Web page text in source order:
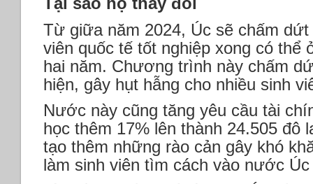
Từ giữa năm 2024, Úc sẽ chấm
viên quốc tế tốt nghiệp xong có thể
hai năm. Chương trình này chấm
hiện, gây hụt hẫng cho nhiều sinh
Nước này cũng tăng yêu cầu tài
học thêm 17% lên thành 24.505 đô
tạo thêm những rào cản gây khó
làm sinh viên tìm cách vào nước